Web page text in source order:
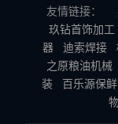
友情链接：
玖钻首饰加工
器
迪索焊接
之原粮油机械
装
百乐源保